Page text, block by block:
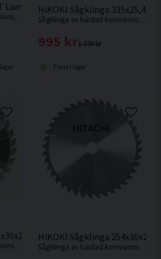
Laminat Aluminium 305x30x2,8mm
Sågklinga av härdad korrosionsbeständigt stål för sågning i hårda och mjuka träslag och även aluminiumsmaterialer.
HiKOKI Sågklinga
Sågklinga av härdad korrosionsbeständigt stål för sågning i hårda och mjuka träslag.
1 739 kr
995 kr
Finns i lager
30T
Sågklinga av härdad korrosionsbeständigt stål för sågning i hårt och mjukt trä.
HiKOKI Sågklinga
Sågklinga av härdad korrosionsbeständigt stål för kapning i hårt och mjukt trä.